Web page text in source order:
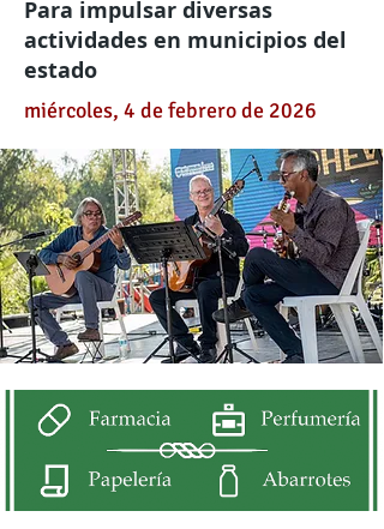
Para impulsar diversas
actividades en municipios del
estado
miércoles, 4 de febrero de 2026